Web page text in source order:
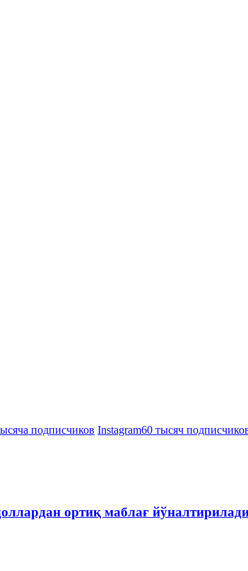
подписчиков Instagram60 тысяч
ортиқ маблағ